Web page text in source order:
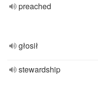
preached
głosił
stewardship